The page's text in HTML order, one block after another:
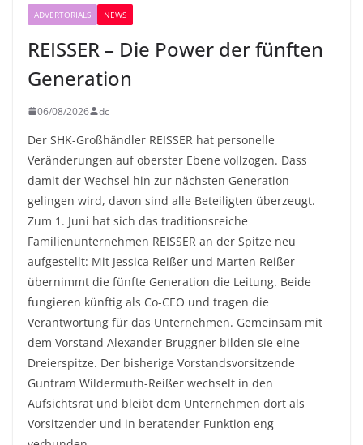
ADVERTORIALS NEWS
REISSER – Die Power der fünften
Generation
06/08/2026 dc
Der SHK-Großhändler REISSER hat personelle
Veränderungen auf oberster Ebene vollzogen. Dass
damit der Wechsel hin zur nächsten Generation
gelingen wird, davon sind alle Beteiligten überzeugt.
Zum 1. Juni hat sich das traditionsreiche
Familienunternehmen REISSER an der Spitze neu
aufgestellt: Mit Jessica Reißer und Marten Reißer
übernimmt die fünfte Generation die Leitung. Beide
fungieren künftig als Co-CEO und tragen die
Verantwortung für das Unternehmen. Gemeinsam mit
dem Vorstand Alexander Bruggner bilden sie eine
Dreierspitze. Der bisherige Vorstandsvorsitzende
Guntram Wildermuth-Reißer wechselt in den
Aufsichtsrat und bleibt dem Unternehmen dort als
Vorsitzender und in beratender Funktion eng